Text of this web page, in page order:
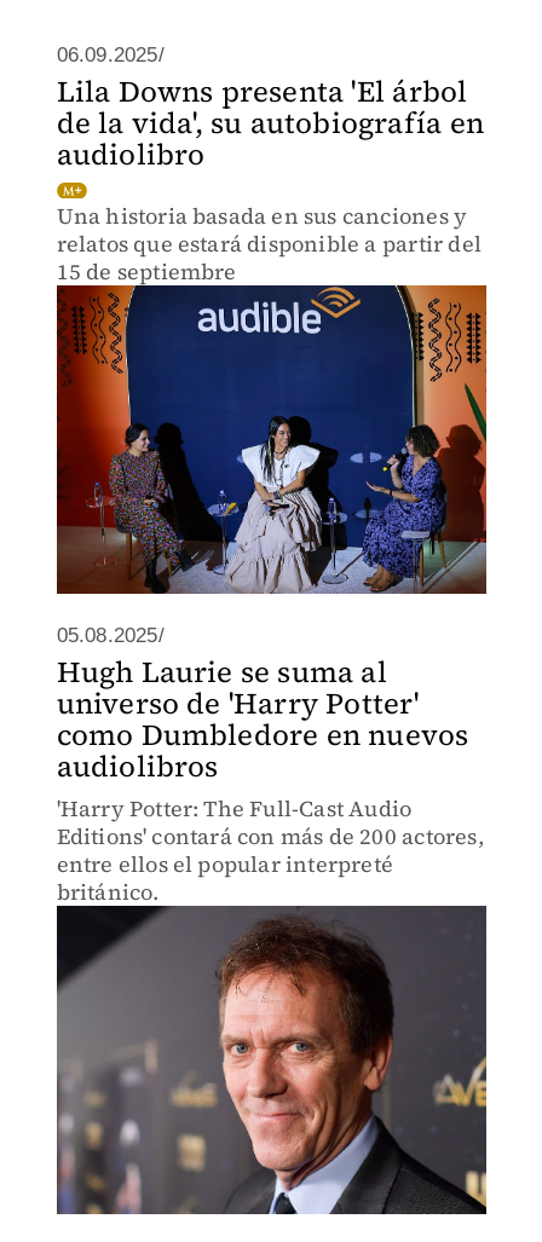
06.09.2025/
Lila Downs presenta 'El árbol
de la vida', su autobiografía en
audiolibro
Una historia basada en sus canciones y
relatos que estará disponible a partir del
15 de septiembre
05.08.2025/
Hugh Laurie se suma al
universo de 'Harry Potter'
como Dumbledore en nuevos
audiolibros
'Harry Potter: The Full-Cast Audio
Editions' contará con más de 200 actores,
entre ellos el popular interpreté
británico.